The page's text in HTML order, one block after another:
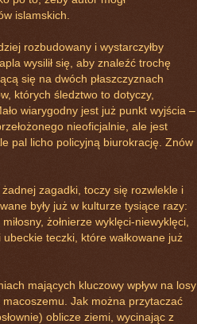
islamskich.
rozbudowany i wystarczyłby
wysilił się, aby znaleźć trochę
się na dwóch płaszczyznach
których śledztwo to dotyczy,
wiarygodny jest już punkt wyjścia –
nieoficjalnie, ale jest
pal licho policyjną biurokrację. Znów
zagadki, toczy się rozwlekle i
były już w kulturze tysiące razy:
żołnierze wyklęci-niewyklęci,
teczki, które wałkowane już
mających kluczowy wpływ na losy
Jak można przytaczać
oblicze ziemi, wycinając z